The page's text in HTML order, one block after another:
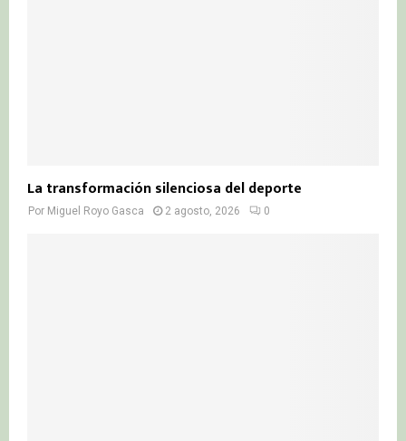
La transformación silenciosa del deporte
Por Miguel Royo Gasca 2 agosto, 2026 0